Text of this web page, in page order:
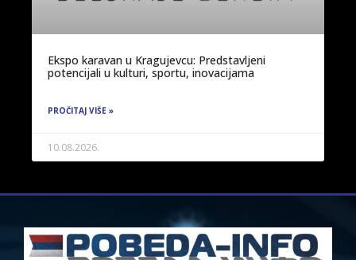
Ekspo karavan u Kragujevcu: Predstavljeni
potencijali u kulturi, sportu, inovacijama
PROČITAJ VIŠE »
10.08.2026.